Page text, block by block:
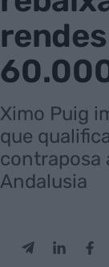
Ximo Puig
que
contraposa
Andalusia